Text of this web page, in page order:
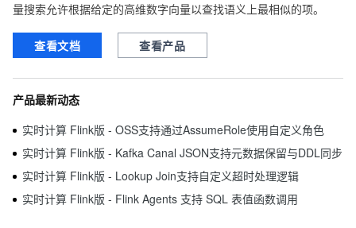
量搜索允许根据给定的高维数字向量以查找语义上最相似的项。
查看文档 查看产品
产品最新动态
实时计算 Flink版 - OSS支持通过AssumeRole使用自定义角色
实时计算 Flink版 - Kafka Canal JSON支持元数据保留与DDL同步
实时计算 Flink版 - Lookup Join支持自定义超时处理逻辑
实时计算 Flink版 - Flink Agents 支持 SQL 表值函数调用